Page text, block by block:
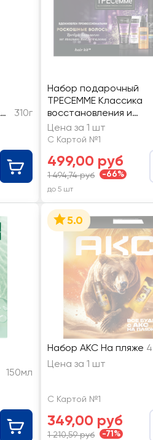
310г
Набор подарочный
ТРЕСЕММЕ Классика
восстановления и
защиты, тревел
Цена за 1 шт
С Картой №1
499,00 руб
1 494,74 руб -66%
до 5 шт
150мл
5.0
Набор AKC На пляже
Цена за 1 шт
С Картой №1
349,00 руб
1 210,59 руб -71%